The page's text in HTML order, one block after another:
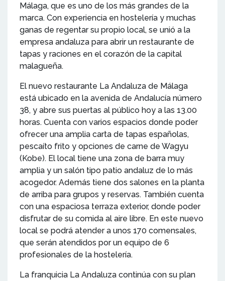
Málaga, que es uno de los más grandes de la
marca. Con experiencia en hostelería y muchas
ganas de regentar su propio local, se unió a la
empresa andaluza para abrir un restaurante de
tapas y raciones en el corazón de la capital
malagueña.
El nuevo restaurante La Andaluza de Málaga
está ubicado en la avenida de Andalucía número
38, y abre sus puertas al público hoy a las 13.00
horas. Cuenta con varios espacios donde poder
ofrecer una amplia carta de tapas españolas,
pescaíto frito y opciones de carne de Wagyu
(Kobe). El local tiene una zona de barra muy
amplia y un salón tipo patio andaluz de lo más
acogedor. Además tiene dos salones en la planta
de arriba para grupos y reservas. También cuenta
con una espaciosa terraza exterior, donde poder
disfrutar de su comida al aire libre. En este nuevo
local se podrá atender a unos 170 comensales,
que serán atendidos por un equipo de 6
profesionales de la hostelería.
La franquicia La Andaluza continúa con su plan